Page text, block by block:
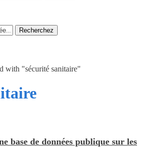
Recherchez
with "sécurité sanitaire"
base de données publique sur les